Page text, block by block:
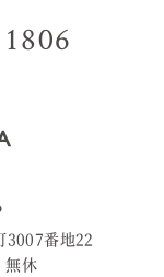
3007番地22
休